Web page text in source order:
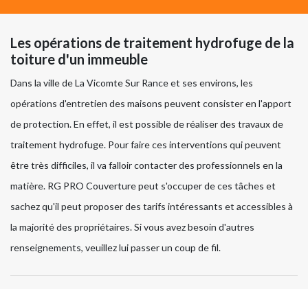
Les opérations de traitement hydrofuge de la
toiture d'un immeuble
Dans la ville de La Vicomte Sur Rance et ses environs, les
opérations d'entretien des maisons peuvent consister en l'apport
de protection. En effet, il est possible de réaliser des travaux de
traitement hydrofuge. Pour faire ces interventions qui peuvent
être très difficiles, il va falloir contacter des professionnels en la
matière. RG PRO Couverture peut s'occuper de ces tâches et
sachez qu'il peut proposer des tarifs intéressants et accessibles à
la majorité des propriétaires. Si vous avez besoin d'autres
renseignements, veuillez lui passer un coup de fil.